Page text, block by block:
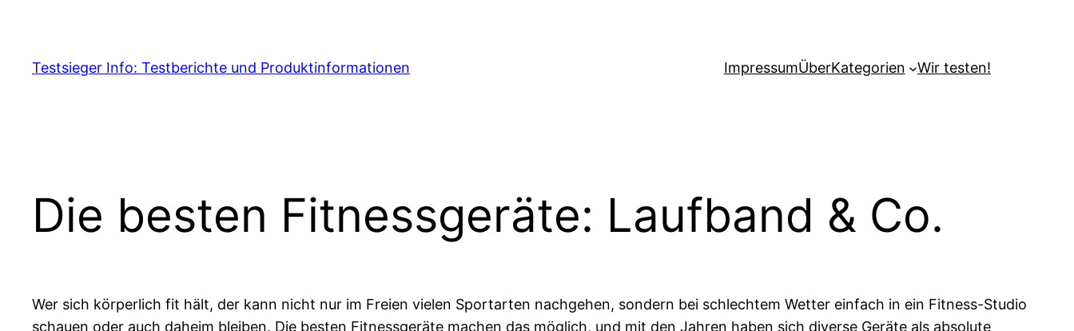
content
Testsieger Info: Testberichte und Produktinformationen ImpressumÜberKategorien Wir testen!
Die besten Fitnessgeräte: Laufband & Co.
Wer sich körperlich fit hält, der kann nicht nur im Freien vielen Sportarten nachgehen, sondern bei schlechtem Wetter einfach in ein Fitness-Studio
schauen oder auch daheim bleiben. Die besten Fitnessgeräte machen das möglich, und mit den Jahren haben sich diverse Geräte als absolute